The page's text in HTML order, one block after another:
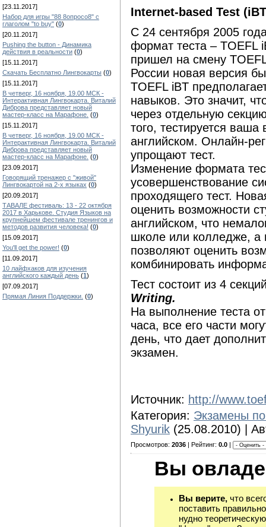
[23.11.2017]
Набор для игры "88 8опросо8" с
глаголом "to buy" (0)
[20.11.2017]
Pushing the button - Динамика
действия в реальности (0)
[15.11.2017]
Скачать Бесплатно Лингвокарты (0)
[15.11.2017]
В четверг, 16 ноября, 19.00 МСК -
Интерактивная Лингвокарта. Виталий
Диброва представляет новый
мастер-класс на Марафоне. (0)
[15.11.2017]
В четверг, 16 ноября, 19.00 МСК -
Интерактивная Лингвокарта. Виталий
Диброва представляет новый
мастер-класс на Марафоне. (0)
[23.09.2017]
Говорящий тренажер с "живой"
Лингвокартой на 2-х языках (0)
[20.09.2017]
ТАВАЛЕ фестиваль: 13 - 22 октября
2017 в Харькове. Студия Языков на
крупнейшем фестивале тренингов и
методов развития человека! (0)
[15.09.2017]
You'll get the power! (0)
[11.09.2017]
10 лайфхаков для изучения
английского каждый день (1)
[07.09.2017]
Прямая Линия Поддержки. (0)
Internet-based Test
С 24 сентября 2005
формат теста – TOEFL
пришел на смену
России новая версия
TOEFL iBT
навыков. Это значит,
через отдельную
того, тестируется ваша
английском. Онлайн-
упрощают тест.
Изменение формата
усовершенствование
проходящего тест.
оценить возможности
английском, что
школе или колледже, а
позволяют оценить
комбинировать
Тест состоит из 4
Writing.
На выполнение теста
часа, все его части
день, что дает
экзамен.
Источник: http://
Категория: Экзамены
Shyurik (25.08.2010) |
Просмотров: 2036 | Рейтинг: 0.0
Вы
Вы верите, что
поставить
нудно